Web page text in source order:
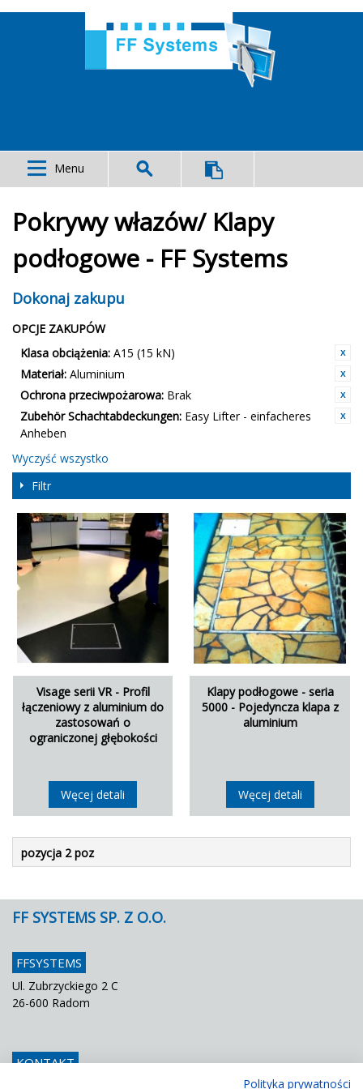
Menu
Pokrywy włazów/ Klapy
podłogowe - FF Systems
Dokonaj zakupu
OPCJE ZAKUPÓW
Klasa obciążenia: A15 (15 kN)
Materiał: Aluminium
Ochrona przeciwpożarowa: Brak
Zubehör Schachtabdeckungen: Easy Lifter - einfacheres
Anheben
Wyczyść wszystko
Filtr
Visage serii VR - Profil
łączeniowy z aluminium do
zastosowań o
ograniczonej głębokości
Węcej detali
Klapy podłogowe - seria
5000 - Pojedyncza klapa z
aluminium
Węcej detali
pozycja 2 poz
FF SYSTEMS SP. Z O.O.
FFSYSTEMS
Ul. Zubrzyckiego 2 C
26-600 Radom
KONTAKT
Polityka prywatności